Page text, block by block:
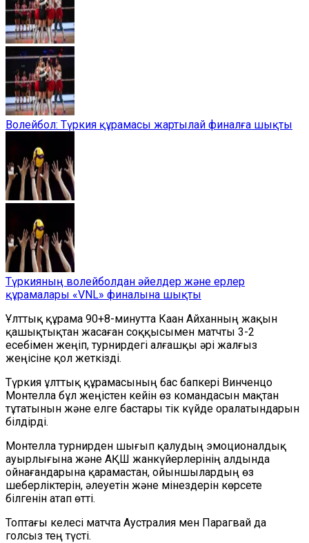
Волейбол: Түркия құрамасы жартылай финалға шықты
Түркияның волейболдан әйелдер және ерлер
құрамалары «VNL» финалына шықты
Ұлттық құрама 90+8-минутта Каан Айханның жақын
қашықтықтан жасаған соққысымен матчты 3-2
есебімен жеңіп, турнирдегі алғашқы әрі жалғыз
жеңісіне қол жеткізді.
Түркия ұлттық құрамасының бас бапкері Винченцо
Монтелла бұл жеңістен кейін өз командасын мақтан
тұтатынын және елге бастары тік күйде оралатындарын
білдірді.
Монтелла турнирден шығып қалудың эмоционалдық
ауырлығына және АҚШ жанкүйерлерінің алдында
ойнағандарына қарамастан, ойыншылардың өз
шеберліктерін, әлеуетін және мінездерін көрсете
білгенін атап өтті.
Топтағы келесі матчта Аустралия мен Парагвай да
голсыз тең түсті.